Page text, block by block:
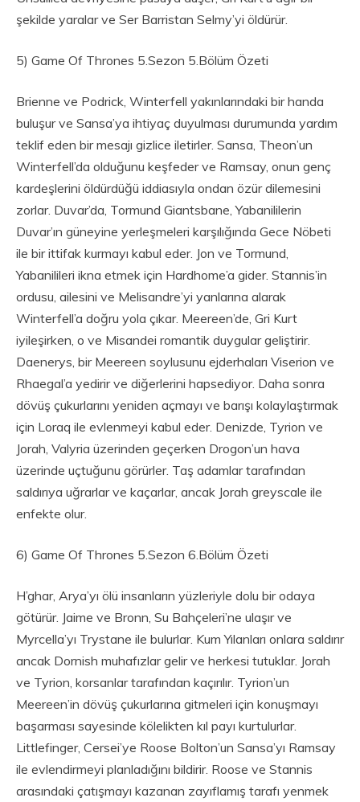
şekilde yaralar ve Ser Barristan Selmy’yi öldürür.
5) Game Of Thrones 5.Sezon 5.Bölüm Özeti
Brienne ve Podrick, Winterfell yakınlarındaki bir handa
buluşur ve Sansa’ya ihtiyaç duyulması durumunda yardım
teklif eden bir mesajı gizlice iletirler. Sansa, Theon’un
Winterfell’da olduğunu keşfeder ve Ramsay, onun genç
kardeşlerini öldürdüğü iddiasıyla ondan özür dilemesini
zorlar. Duvar’da, Tormund Giantsbane, Yabanililerin
Duvar’ın güneyine yerleşmeleri karşılığında Gece Nöbeti
ile bir ittifak kurmayı kabul eder. Jon ve Tormund,
Yabanilileri ikna etmek için Hardhome’a gider. Stannis’in
ordusu, ailesini ve Melisandre’yi yanlarına alarak
Winterfell’a doğru yola çıkar. Meereen’de, Gri Kurt
iyileşirken, o ve Misandei romantik duygular geliştirir.
Daenerys, bir Meereen soylusunu ejderhaları Viserion ve
Rhaegal’a yedirir ve diğerlerini hapsediyor. Daha sonra
dövüş çukurlarını yeniden açmayı ve barışı kolaylaştırmak
için Loraq ile evlenmeyi kabul eder. Denizde, Tyrion ve
Jorah, Valyria üzerinden geçerken Drogon’un hava
üzerinde uçtuğunu görürler. Taş adamlar tarafından
saldırıya uğrarlar ve kaçarlar, ancak Jorah greyscale ile
enfekte olur.
6) Game Of Thrones 5.Sezon 6.Bölüm Özeti
H’ghar, Arya’yı ölü insanların yüzleriyle dolu bir odaya
götürür. Jaime ve Bronn, Su Bahçeleri’ne ulaşır ve
Myrcella’yı Trystane ile bulurlar. Kum Yılanları onlara saldırır
ancak Dornish muhafızlar gelir ve herkesi tutuklar. Jorah
ve Tyrion, korsanlar tarafından kaçırılır. Tyrion’un
Meereen’in dövüş çukurlarına gitmeleri için konuşmayı
başarması sayesinde kölelikten kıl payı kurtulurlar.
Littlefinger, Cersei’ye Roose Bolton’un Sansa’yı Ramsay
ile evlendirmeyi planladığını bildirir. Roose ve Stannis
arasındaki çatışmayı kazanan zayıflamış tarafı yenmek